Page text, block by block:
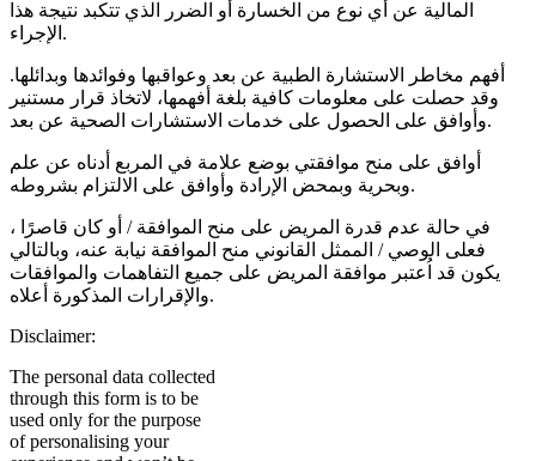
المالية عن أي نوع من الخسارة أو الضرر الذي تتكبد نتيجة هذا
الإجراء.
أفهم مخاطر الاستشارة الطبية عن بعد وعواقبها وفوائدها وبدائلها.
وقد حصلت على معلومات كافية بلغة أفهمها، لاتخاذ قرار مستنير
وأوافق على الحصول على خدمات الاستشارات الصحية عن بعد.
أوافق على منح موافقتي بوضع علامة في المربع أدناه عن علم
وبحرية وبمحض الإرادة وأوافق على الالتزام بشروطه.
في حالة عدم قدرة المريض على منح الموافقة / أو كان قاصرًا ،
فعلى الوصي / الممثل القانوني منح الموافقة نيابة عنه، وبالتالي
يكون قد اُعتبر موافقة المريض على جميع التفاهمات والموافقات
والإقرارات المذكورة أعلاه.
Disclaimer:
The personal data collected
through this form is to be
used only for the purpose
of personalising your